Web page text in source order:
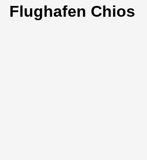
Flughafen Chios